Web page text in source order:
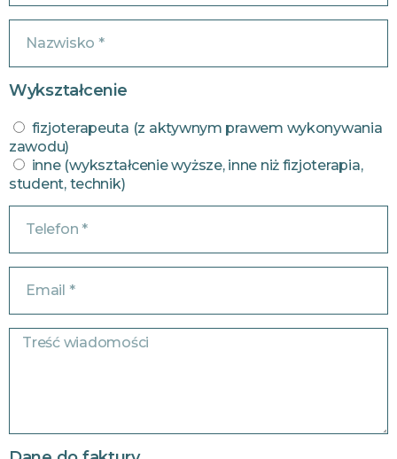
Wykształcenie
fizjoterapeuta (z aktywnym prawem wykonywania
zawodu)
inne (wykształcenie wyższe, inne niż fizjoterapia,
student, technik)